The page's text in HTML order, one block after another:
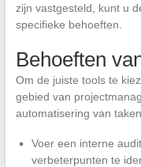
zijn vastgesteld, kunt u
specifieke behoeften.
Behoeften
Om de juiste tools te
gebied van
automatisering van
Voer een interne
verbeterpunten te